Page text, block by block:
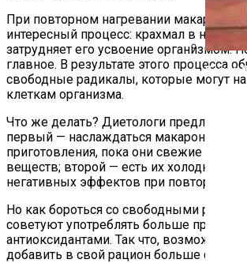
Какие
При повторном нагревании макарон
интересный процесс: крахмал в них
затрудняет его усвоение организмом.
главное. В результате этого процесса
свободные радикалы, которые могут
клеткам организма.
Что же делать? Диетологи предлагают
первый — наслаждаться макаронами
приготовления, пока они свежие и
веществ; второй — есть их холодными,
негативных эффектов при повторном
Но как бороться со свободными
советуют употреблять больше
антиоксидантами. Так что, возможно,
добавить в свой рацион больше